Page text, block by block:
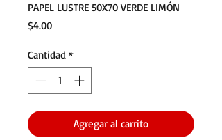
PAPEL LUSTRE 50X70 VERDE LIMÓN
$4.00Precio
Cantidad *
Agregar al carrito